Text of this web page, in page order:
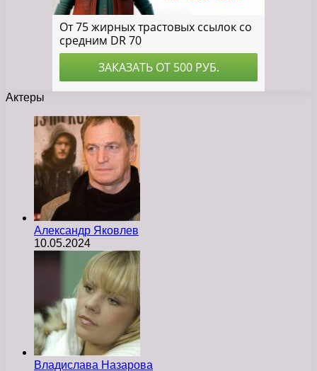
Актеры
Александр Яковлев
10.05.2024
Владислава Назарова